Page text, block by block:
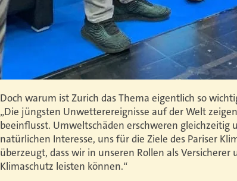
Doch warum ist Zurich das Thema eigentlich so
„Die jüngsten Unwetterereignisse auf der Welt
beeinflusst. Umweltschäden erschweren gleichzeitig
natürlichen Interesse, uns für die Ziele des Pariser
überzeugt, dass wir in unseren Rollen als
Klimaschutz leisten können.“